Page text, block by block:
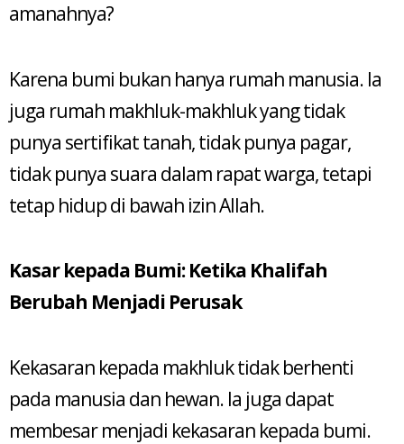
amanahnya?
Karena bumi bukan hanya rumah manusia. Ia
juga rumah makhluk-makhluk yang tidak
punya sertifikat tanah, tidak punya pagar,
tidak punya suara dalam rapat warga, tetapi
tetap hidup di bawah izin Allah.
Kasar kepada Bumi: Ketika Khalifah
Berubah Menjadi Perusak
Kekasaran kepada makhluk tidak berhenti
pada manusia dan hewan. Ia juga dapat
membesar menjadi kekasaran kepada bumi.